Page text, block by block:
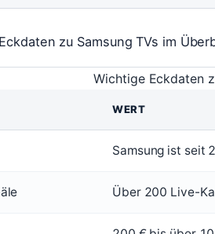
zu Samsung TVs im
Wichtige Eckdaten
WERT
Samsung ist seit
Über 200 Live-